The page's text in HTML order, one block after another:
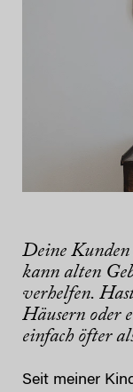
Deine Kunden
kann alten
verhelfen.
Häusern oder
einfach öfter
Seit meiner